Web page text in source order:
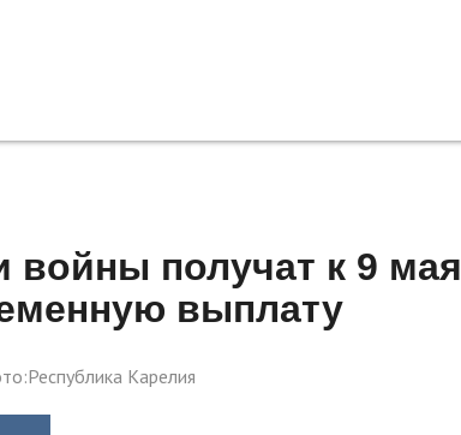
войны получат к 9 мая
выплату
Карелия